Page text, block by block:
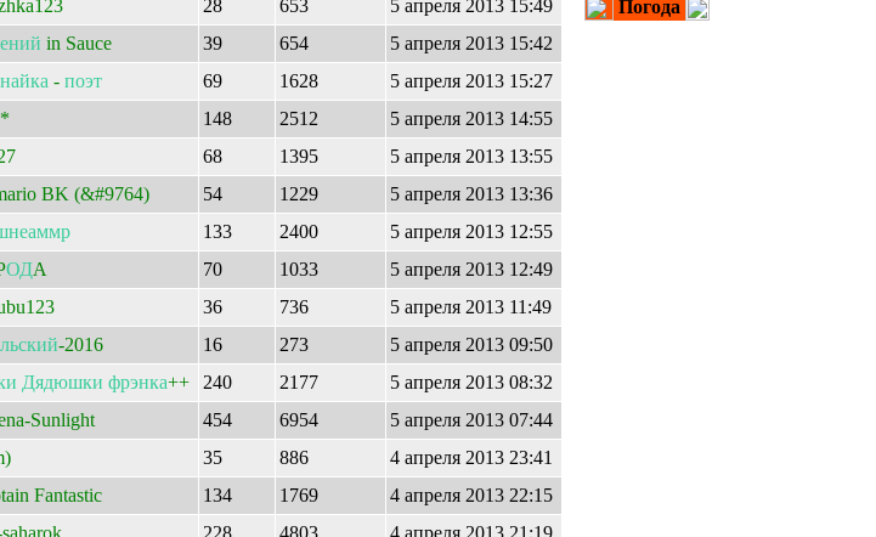
28 653
5 апреля 2013 15:49
in Sauce 39 654
5 апреля 2013 15:42
- поэт 69 1628
5 апреля 2013 15:27
148 2512
5 апреля 2013 14:55
68 1395
5 апреля 2013 13:55
BK (&#9764) 54 1229
5 апреля 2013 13:36
133 2400
5 апреля 2013 12:55
ОДA 70 1033
5 апреля 2013 12:49
36 736
5 апреля 2013 11:49
-2016 16 273
5 апреля 2013 09:50
Дядюшки фрэнка++ 240 2177
5 апреля 2013 08:32
Sunlight 454 6954
5 апреля 2013 07:44
35 886
4 апреля 2013 23:41
Fantastic 134 1769
4 апреля 2013 22:15
228 4803
4 апреля 2013 21:19
Погода